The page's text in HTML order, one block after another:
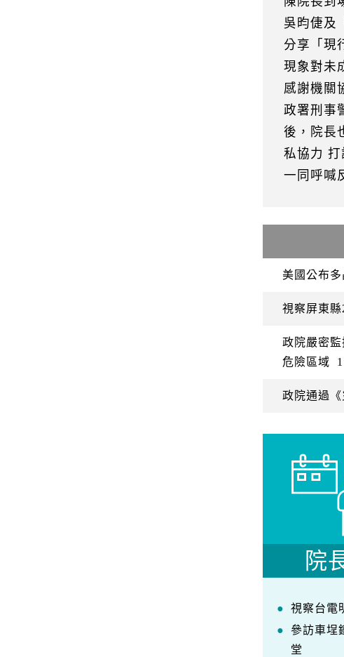
吳昀倢及
分享「現
現象對未
感謝機關
政署刑事
後，院長
私協力
一同呼喊
美國公布
視察屏東
政院嚴密
危險區域
政院通過
院
視察台電
參訪車埕
堂